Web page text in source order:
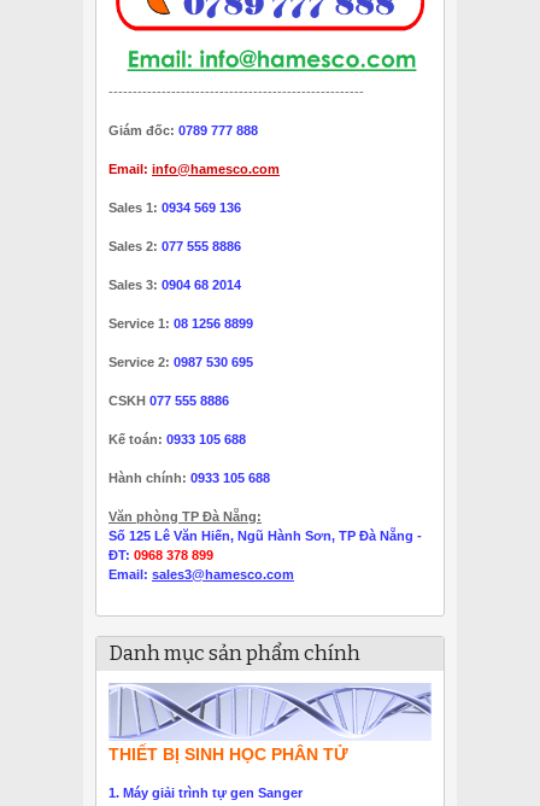
-----------------------------------------------------
Giám đốc: 0789 777 888
Email: info@hamesco.com
Sales 1: 0934 569 136
Sales 2: 077 555 8886
Sales 3: 0904 68 2014
Service 1: 08 1256 8899
Service 2: 0987 530 695
CSKH 077 555 8886
Kế toán: 0933 105 688
Hành chính: 0933 105 688
Văn phòng TP Đà Nẵng:
Số 125 Lê Văn Hiến, Ngũ Hành Sơn, TP Đà Nẵng -
ĐT: 0968 378 899
Email: sales3@hamesco.com
Danh mục sản phẩm chính
THIẾT BỊ SINH HỌC PHÂN TỬ
1. Máy giải trình tự gen Sanger